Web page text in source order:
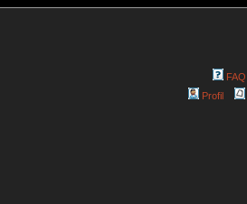
FAQ
Profil